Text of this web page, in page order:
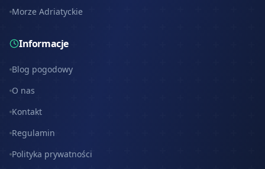
Morze Adriatyckie
Informacje
Blog pogodowy
O nas
Kontakt
Regulamin
Polityka prywatności